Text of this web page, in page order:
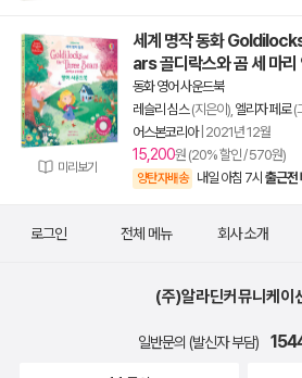
미리보기
세계 명작 동화
ars 골디락스와 곰 세 마리
동화 영어 사운드북
레슬리 심스(지은이), 엘리자 페로(
어스본코리아| 2021년 12월
15,200원 (20% 할인 / 570원)
양탄자배송 내일 아침 7시 출근전
로그인 전체 메뉴 회사 소개
(주)알라딘커뮤니케이
일반문의 (발신자 부담)